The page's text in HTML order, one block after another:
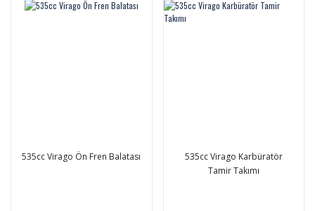
535cc Virago Ön Fren Balatası
535cc Virago Karbüratör
Tamir Takımı